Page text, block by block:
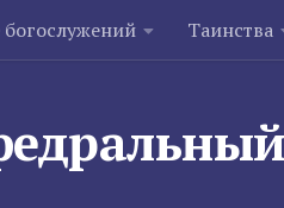
Таинства